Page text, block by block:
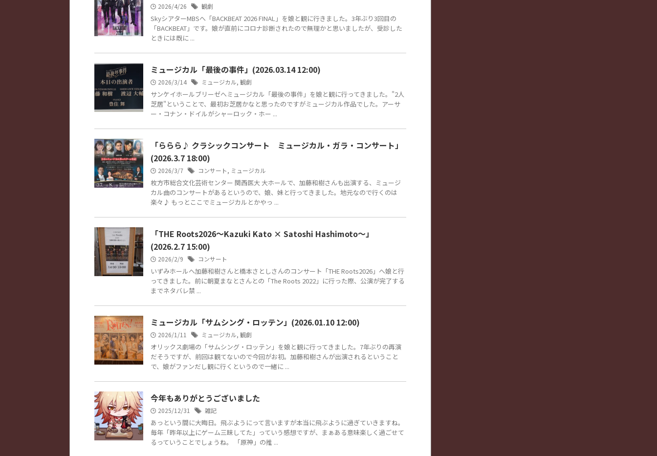
2026/4/26 観劇
SkyシアターMBSへ「BACKBEAT 2026 FINAL」を娘と観に行きました。3年ぶり3回目の
「BACKBEAT」です。娘が直前にコロナ診断されたので無理かと思いましたが、受診した
ときには既に ...
ミュージカル「最後の事件」(2026.03.14 12:00)
2026/3/14 ミュージカル, 観劇
サンケイホールブリーゼへミュージカル「最後の事件」を娘と観に行ってきました。"2人
芝居"ということで、最初お芝居かなと思ったのですがミュージカル作品でした。アーサ
ー・コナン・ドイルがシャーロック・ホー ...
「ららら♪ クラシックコンサート ミュージカル・ガラ・コンサート」
(2026.3.7 18:00)
2026/3/7 コンサート, ミュージカル
枚方市総合文化芸術センター 関西医大 大ホールで、加藤和樹さんも出演する、ミュージ
カル曲のコンサートがあるというので、娘、妹と行ってきました。地元なので行くのは
楽々♪ もっとここでミュージカルとかやっ ...
「THE Roots2026～Kazuki Kato × Satoshi Hashimoto～」
(2026.2.7 15:00)
2026/2/9 コンサート
いずみホールへ加藤和樹さんと橋本さとしさんのコンサート「THE Roots2026」へ娘と行
ってきました。前に朝夏まなとさんとの「The Roots 2022」に行った際、公演が完了する
までネタバレ禁 ...
ミュージカル「サムシング・ロッテン」(2026.01.10 12:00)
2026/1/11 ミュージカル, 観劇
オリックス劇場の「サムシング・ロッテン」を娘と観に行ってきました。7年ぶりの再演
だそうですが、前回は観てないので今回がお初。加藤和樹さんが出演されるということ
で、娘がファンだし観に行くというので一緒に ...
今年もありがとうございました
2025/12/31 雑記
あっという間に大晦日。飛ぶようにって言いますが本当に飛ぶように過ぎていきますね。
毎年「昨年以上にゲーム三昧してた」っていう感想ですが、まぁある意味楽しく過ごせて
るっていうことでしょうね。 「原神」の推 ...